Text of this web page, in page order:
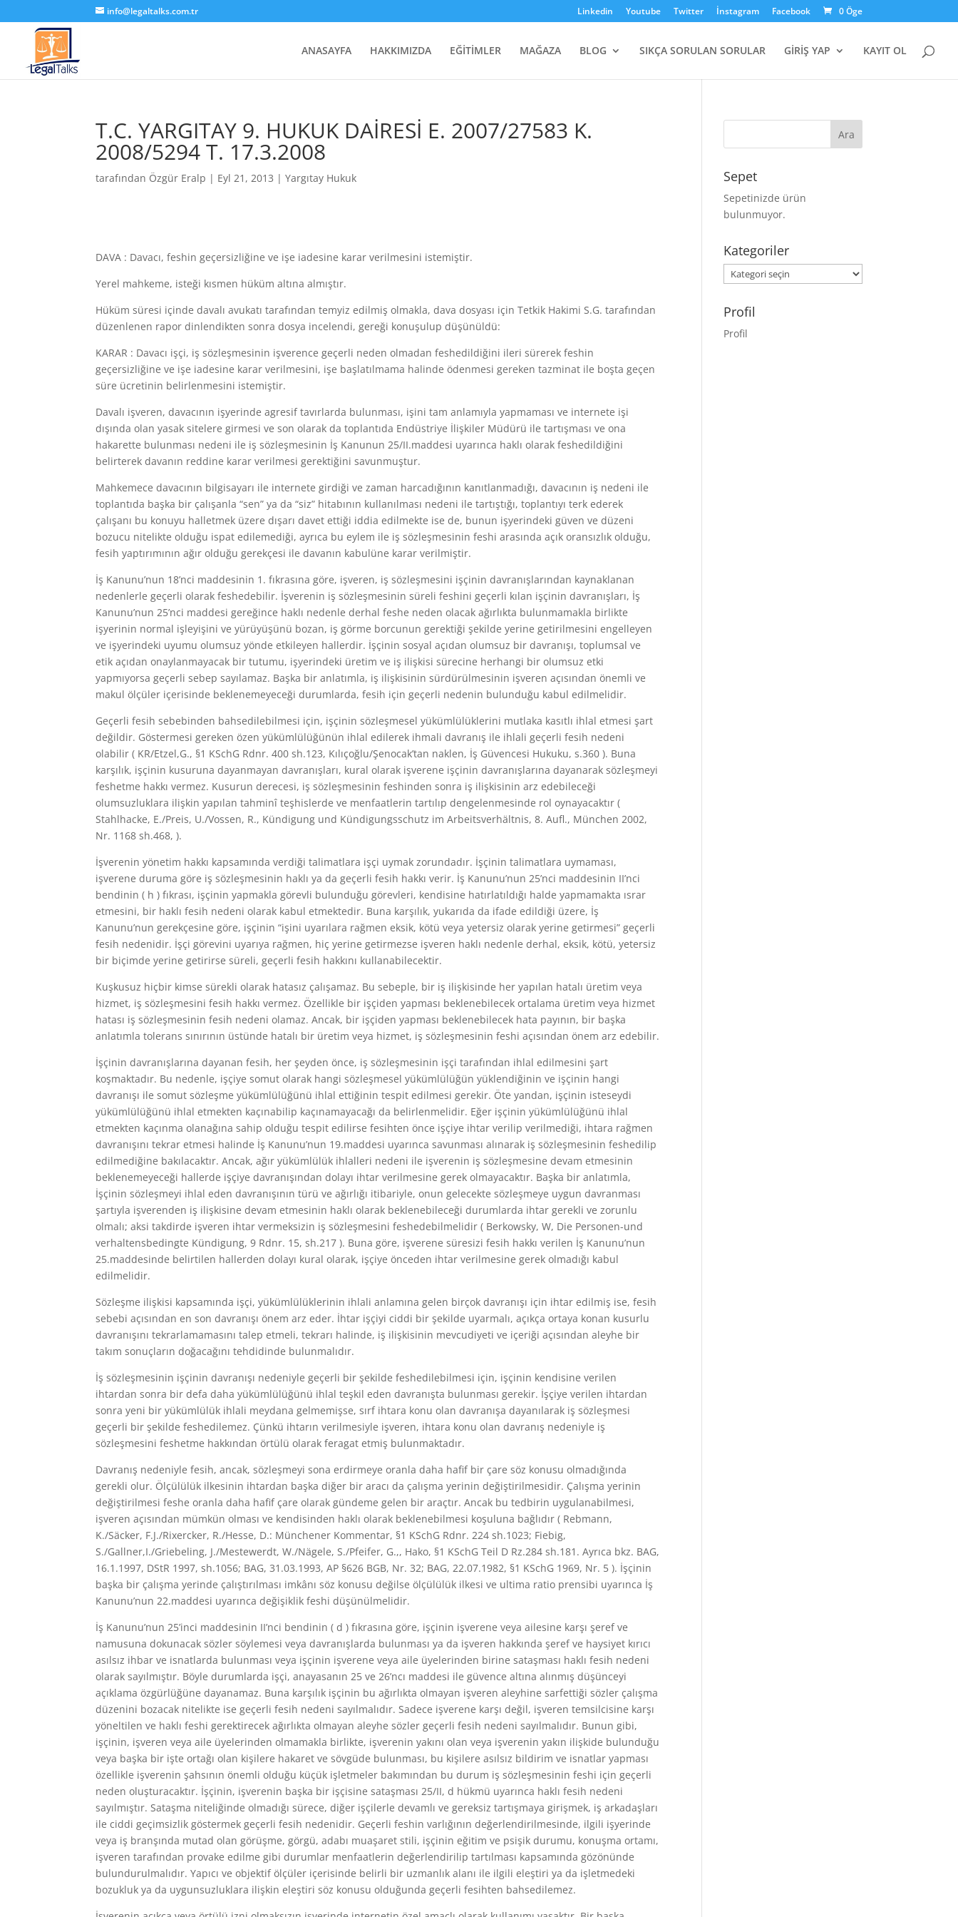
info@legaltalks.com.tr Linkedin Youtube Twitter İnstagram Facebook 0 Öge
ANASAYFA HAKKIMIZDA EĞİTİMLER MAĞAZA BLOG SIKÇA SORULAN SORULAR GİRİŞ YAP KAYIT OL
T.C. YARGITAY 9. HUKUK DAİRESİ E. 2007/27583 K.
2008/5294 T. 17.3.2008
tarafından Özgür Eralp | Eyl 21, 2013 |Yargıtay Hukuk
DAVA : Davacı, feshin geçersizliğine ve işe iadesine karar verilmesini istemiştir.
Yerel mahkeme, isteği kısmen hüküm altına almıştır.
Hüküm süresi içinde davalı avukatı tarafından temyiz edilmiş olmakla, dava dosyası için Tetkik Hakimi S.G. tarafından
düzenlenen rapor dinlendikten sonra dosya incelendi, gereği konuşulup düşünüldü:
KARAR : Davacı işçi, iş sözleşmesinin işverence geçerli neden olmadan feshedildiğini ileri sürerek feshin
geçersizliğine ve işe iadesine karar verilmesini, işe başlatılmama halinde ödenmesi gereken tazminat ile boşta geçen
süre ücretinin belirlenmesini istemiştir.
Davalı işveren, davacının işyerinde agresif tavırlarda bulunması, işini tam anlamıyla yapmaması ve internete işi
dışında olan yasak sitelere girmesi ve son olarak da toplantıda Endüstriye İlişkiler Müdürü ile tartışması ve ona
hakarette bulunması nedeni ile iş sözleşmesinin İş Kanunun 25/II.maddesi uyarınca haklı olarak feshedildiğini
belirterek davanın reddine karar verilmesi gerektiğini savunmuştur.
Mahkemece davacının bilgisayarı ile internete girdiği ve zaman harcadığının kanıtlanmadığı, davacının iş nedeni ile
toplantıda başka bir çalışanla “sen” ya da “siz” hitabının kullanılması nedeni ile tartıştığı, toplantıyı terk ederek
çalışanı bu konuyu halletmek üzere dışarı davet ettiği iddia edilmekte ise de, bunun işyerindeki güven ve düzeni
bozucu nitelikte olduğu ispat edilemediği, ayrıca bu eylem ile iş sözleşmesinin feshi arasında açık oransızlık olduğu,
fesih yaptırımının ağır olduğu gerekçesi ile davanın kabulüne karar verilmiştir.
İş Kanunu’nun 18’nci maddesinin 1. fıkrasına göre, işveren, iş sözleşmesini işçinin davranışlarından kaynaklanan
nedenlerle geçerli olarak feshedebilir. İşverenin iş sözleşmesinin süreli feshini geçerli kılan işçinin davranışları, İş
Kanunu’nun 25’nci maddesi gereğince haklı nedenle derhal feshe neden olacak ağırlıkta bulunmamakla birlikte
işyerinin normal işleyişini ve yürüyüşünü bozan, iş görme borcunun gerektiği şekilde yerine getirilmesini engelleyen
ve işyerindeki uyumu olumsuz yönde etkileyen hallerdir. İşçinin sosyal açıdan olumsuz bir davranışı, toplumsal ve
etik açıdan onaylanmayacak bir tutumu, işyerindeki üretim ve iş ilişkisi sürecine herhangi bir olumsuz etki
yapmıyorsa geçerli sebep sayılamaz. Başka bir anlatımla, iş ilişkisinin sürdürülmesinin işveren açısından önemli ve
makul ölçüler içerisinde beklenemeyeceği durumlarda, fesih için geçerli nedenin bulunduğu kabul edilmelidir.
Geçerli fesih sebebinden bahsedilebilmesi için, işçinin sözleşmesel yükümlülüklerini mutlaka kasıtlı ihlal etmesi şart
değildir. Göstermesi gereken özen yükümlülüğünün ihlal edilerek ihmali davranış ile ihlali geçerli fesih nedeni
olabilir ( KR/Etzel,G., §1 KSchG Rdnr. 400 sh.123, Kılıçoğlu/Şenocak’tan naklen, İş Güvencesi Hukuku, s.360 ). Buna
karşılık, işçinin kusuruna dayanmayan davranışları, kural olarak işverene işçinin davranışlarına dayanarak sözleşmeyi
feshetme hakkı vermez. Kusurun derecesi, iş sözleşmesinin feshinden sonra iş ilişkisinin arz edebileceği
olumsuzluklara ilişkin yapılan tahminî teşhislerde ve menfaatlerin tartılıp dengelenmesinde rol oynayacaktır (
Stahlhacke, E./Preis, U./Vossen, R., Kündigung und Kündigungsschutz im Arbeitsverhältnis, 8. Aufl., München 2002,
Nr. 1168 sh.468, ).
İşverenin yönetim hakkı kapsamında verdiği talimatlara işçi uymak zorundadır. İşçinin talimatlara uymaması,
işverene duruma göre iş sözleşmesinin haklı ya da geçerli fesih hakkı verir. İş Kanunu’nun 25’nci maddesinin II’nci
bendinin ( h ) fıkrası, işçinin yapmakla görevli bulunduğu görevleri, kendisine hatırlatıldığı halde yapmamakta ısrar
etmesini, bir haklı fesih nedeni olarak kabul etmektedir. Buna karşılık, yukarıda da ifade edildiği üzere, İş
Kanunu’nun gerekçesine göre, işçinin “işini uyarılara rağmen eksik, kötü veya yetersiz olarak yerine getirmesi” geçerli
fesih nedenidir. İşçi görevini uyarıya rağmen, hiç yerine getirmezse işveren haklı nedenle derhal, eksik, kötü, yetersiz
bir biçimde yerine getirirse süreli, geçerli fesih hakkını kullanabilecektir.
Kuşkusuz hiçbir kimse sürekli olarak hatasız çalışamaz. Bu sebeple, bir iş ilişkisinde her yapılan hatalı üretim veya
hizmet, iş sözleşmesini fesih hakkı vermez. Özellikle bir işçiden yapması beklenebilecek ortalama üretim veya hizmet
hatası iş sözleşmesinin fesih nedeni olamaz. Ancak, bir işçiden yapması beklenebilecek hata payının, bir başka
anlatımla tolerans sınırının üstünde hatalı bir üretim veya hizmet, iş sözleşmesinin feshi açısından önem arz edebilir.
İşçinin davranışlarına dayanan fesih, her şeyden önce, iş sözleşmesinin işçi tarafından ihlal edilmesini şart
koşmaktadır. Bu nedenle, işçiye somut olarak hangi sözleşmesel yükümlülüğün yüklendiğinin ve işçinin hangi
davranışı ile somut sözleşme yükümlülüğünü ihlal ettiğinin tespit edilmesi gerekir. Öte yandan, işçinin isteseydi
yükümlülüğünü ihlal etmekten kaçınabilip kaçınamayacağı da belirlenmelidir. Eğer işçinin yükümlülüğünü ihlal
etmekten kaçınma olanağına sahip olduğu tespit edilirse fesihten önce işçiye ihtar verilip verilmediği, ihtara rağmen
davranışını tekrar etmesi halinde İş Kanunu’nun 19.maddesi uyarınca savunması alınarak iş sözleşmesinin feshedilip
edilmediğine bakılacaktır. Ancak, ağır yükümlülük ihlalleri nedeni ile işverenin iş sözleşmesine devam etmesinin
beklenemeyeceği hallerde işçiye davranışından dolayı ihtar verilmesine gerek olmayacaktır. Başka bir anlatımla,
İşçinin sözleşmeyi ihlal eden davranışının türü ve ağırlığı itibariyle, onun gelecekte sözleşmeye uygun davranması
şartıyla işverenden iş ilişkisine devam etmesinin haklı olarak beklenebileceği durumlarda ihtar gerekli ve zorunlu
olmalı; aksi takdirde işveren ihtar vermeksizin iş sözleşmesini feshedebilmelidir ( Berkowsky, W, Die Personen-und
verhaltensbedingte Kündigung, 9 Rdnr. 15, sh.217 ). Buna göre, işverene süresizi fesih hakkı verilen İş Kanunu’nun
25.maddesinde belirtilen hallerden dolayı kural olarak, işçiye önceden ihtar verilmesine gerek olmadığı kabul
edilmelidir.
Sözleşme ilişkisi kapsamında işçi, yükümlülüklerinin ihlali anlamına gelen birçok davranışı için ihtar edilmiş ise, fesih
sebebi açısından en son davranışı önem arz eder. İhtar işçiyi ciddi bir şekilde uyarmalı, açıkça ortaya konan kusurlu
davranışını tekrarlamamasını talep etmeli, tekrarı halinde, iş ilişkisinin mevcudiyeti ve içeriği açısından aleyhe bir
takım sonuçların doğacağını tehdidinde bulunmalıdır.
İş sözleşmesinin işçinin davranışı nedeniyle geçerli bir şekilde feshedilebilmesi için, işçinin kendisine verilen
ihtardan sonra bir defa daha yükümlülüğünü ihlal teşkil eden davranışta bulunması gerekir. İşçiye verilen ihtardan
sonra yeni bir yükümlülük ihlali meydana gelmemişse, sırf ihtara konu olan davranışa dayanılarak iş sözleşmesi
geçerli bir şekilde feshedilemez. Çünkü ihtarın verilmesiyle işveren, ihtara konu olan davranış nedeniyle iş
sözleşmesini feshetme hakkından örtülü olarak feragat etmiş bulunmaktadır.
Davranış nedeniyle fesih, ancak, sözleşmeyi sona erdirmeye oranla daha hafif bir çare söz konusu olmadığında
gerekli olur. Ölçülülük ilkesinin ihtardan başka diğer bir aracı da çalışma yerinin değiştirilmesidir. Çalışma yerinin
değiştirilmesi feshe oranla daha hafif çare olarak gündeme gelen bir araçtır. Ancak bu tedbirin uygulanabilmesi,
işveren açısından mümkün olması ve kendisinden haklı olarak beklenebilmesi koşuluna bağlıdır ( Rebmann,
K./Säcker, F.J./Rixercker, R./Hesse, D.: Münchener Kommentar, §1 KSchG Rdnr. 224 sh.1023; Fiebig,
S./Gallner,I./Griebeling, J./Mestewerdt, W./Nägele, S./Pfeifer, G.,, Hako, §1 KSchG Teil D Rz.284 sh.181. Ayrıca bkz. BAG,
16.1.1997, DStR 1997, sh.1056; BAG, 31.03.1993, AP §626 BGB, Nr. 32; BAG, 22.07.1982, §1 KSchG 1969, Nr. 5 ). İşçinin
başka bir çalışma yerinde çalıştırılması imkânı söz konusu değilse ölçülülük ilkesi ve ultima ratio prensibi uyarınca İş
Kanunu’nun 22.maddesi uyarınca değişiklik feshi düşünülmelidir.
İş Kanunu’nun 25’inci maddesinin II’nci bendinin ( d ) fıkrasına göre, işçinin işverene veya ailesine karşı şeref ve
namusuna dokunacak sözler söylemesi veya davranışlarda bulunması ya da işveren hakkında şeref ve haysiyet kırıcı
asılsız ihbar ve isnatlarda bulunması veya işçinin işverene veya aile üyelerinden birine sataşması haklı fesih nedeni
olarak sayılmıştır. Böyle durumlarda işçi, anayasanın 25 ve 26’ncı maddesi ile güvence altına alınmış düşünceyi
açıklama özgürlüğüne dayanamaz. Buna karşılık işçinin bu ağırlıkta olmayan işveren aleyhine sarfettiği sözler çalışma
düzenini bozacak nitelikte ise geçerli fesih nedeni sayılmalıdır. Sadece işverene karşı değil, işveren temsilcisine karşı
yöneltilen ve haklı feshi gerektirecek ağırlıkta olmayan aleyhe sözler geçerli fesih nedeni sayılmalıdır. Bunun gibi,
işçinin, işveren veya aile üyelerinden olmamakla birlikte, işverenin yakını olan veya işverenin yakın ilişkide bulunduğu
veya başka bir işte ortağı olan kişilere hakaret ve sövgüde bulunması, bu kişilere asılsız bildirim ve isnatlar yapması
özellikle işverenin şahsının önemli olduğu küçük işletmeler bakımından bu durum iş sözleşmesinin feshi için geçerli
neden oluşturacaktır. İşçinin, işverenin başka bir işçisine sataşması 25/II, d hükmü uyarınca haklı fesih nedeni
sayılmıştır. Sataşma niteliğinde olmadığı sürece, diğer işçilerle devamlı ve gereksiz tartışmaya girişmek, iş arkadaşları
ile ciddi geçimsizlik göstermek geçerli fesih nedenidir. Geçerli feshin varlığının değerlendirilmesinde, ilgili işyerinde
veya iş branşında mutad olan görüşme, görgü, adabı muaşaret stili, işçinin eğitim ve psişik durumu, konuşma ortamı,
işveren tarafından provake edilme gibi durumlar menfaatlerin değerlendirilip tartılması kapsamında gözönünde
bulundurulmalıdır. Yapıcı ve objektif ölçüler içerisinde belirli bir uzmanlık alanı ile ilgili eleştiri ya da işletmedeki
bozukluk ya da uygunsuzluklara ilişkin eleştiri söz konusu olduğunda geçerli fesihten bahsedilemez.
Sepet
Sepetinizde ürün
bulunmuyor.
Kategoriler
Kategoriler
Profil
Profil